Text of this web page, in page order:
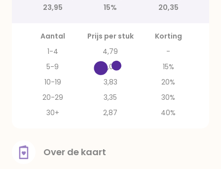
23,95
15% 20,35
Aantal Prijs per stuk
Korting
1-4
4,79
-
5-9
4,07
15%
10-19
3,83
20%
20-29
3,35
30%
30+
2,87 40%
Over de kaart